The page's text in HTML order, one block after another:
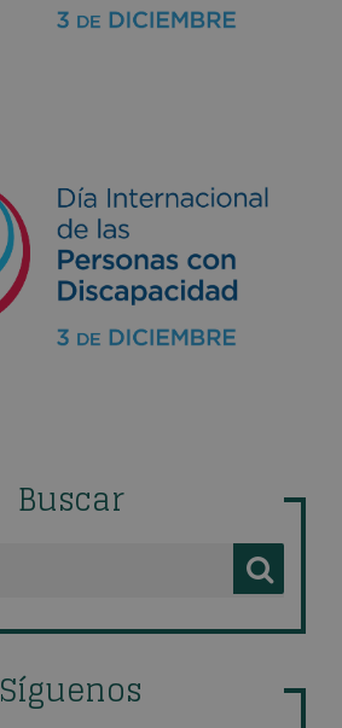
Buscar
Síguenos